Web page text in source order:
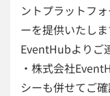
ントプラットフ
ーを提供いたし
EventHubよりご
・株式会社
シーも併せてご